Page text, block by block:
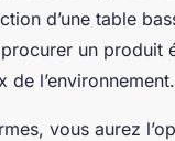
d’une table
un produit
de l’environnement.
vous aurez